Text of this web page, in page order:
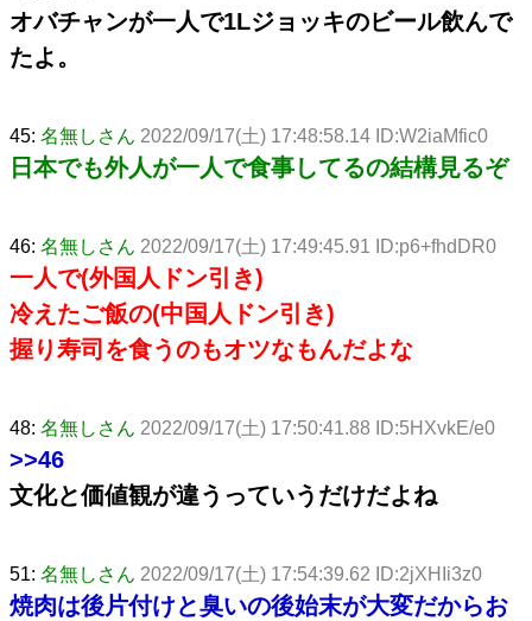
オバチャンが一人で1Lジョッキのビール飲んで
たよ。
45: 名無しさん 2022/09/17(土) 17:48:58.14 ID:W2iaMfic0
日本でも外人が一人で食事してるの結構見るぞ
46: 名無しさん 2022/09/17(土) 17:49:45.91 ID:p6+fhdDR0
一人で(外国人ドン引き)
冷えたご飯の(中国人ドン引き)
握り寿司を食うのもオツなもんだよな
48: 名無しさん 2022/09/17(土) 17:50:41.88 ID:5HXvkE/e0
>>46
文化と価値観が違うっていうだけだよね
51: 名無しさん 2022/09/17(土) 17:54:39.62 ID:2jXHIi3z0
焼肉は後片付けと臭いの後始末が大変だからお